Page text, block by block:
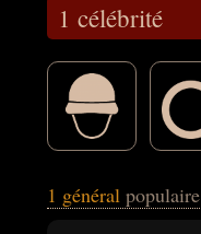
1 célébrité
1 général populaire